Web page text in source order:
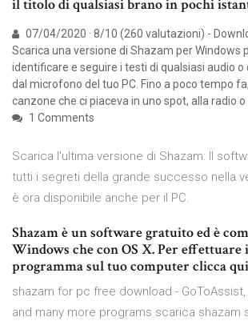
il titolo di qualsiasi brano in pochi
07/04/2020 · 8/10 (260 valutazioni) -
Scarica una versione di Shazam per Windows
identificare e seguire i testi di qualsiasi audio
dal microfono del tuo PC. Fino a poco tempo
canzone che ci piaceva in uno spot, alla radio o
1 Comments
Scarica l'ultima versione di Shazam: Il
tutti i segreti della grande successo nella
è ora disponibile anche per il PC.
Shazam è un software gratuito ed è
Windows che con OS X. Per effettuare
programma sul tuo computer clicca
shazam for pc free download - GoToAssist,
and many more programs scarica shazam